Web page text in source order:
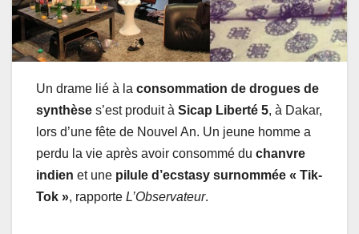
Un drame lié à la consommation de drogues de
synthèse s’est produit à Sicap Liberté 5, à Dakar,
lors d’une fête de Nouvel An. Un jeune homme a
perdu la vie après avoir consommé du chanvre
indien et une pilule d’ecstasy surnommée « Tik-
Tok », rapporte L’Observateur.